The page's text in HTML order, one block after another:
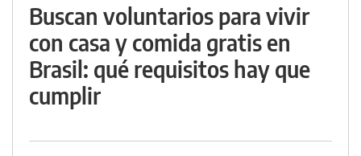
Buscan voluntarios para vivir
con casa y comida gratis en
Brasil: qué requisitos hay que
cumplir